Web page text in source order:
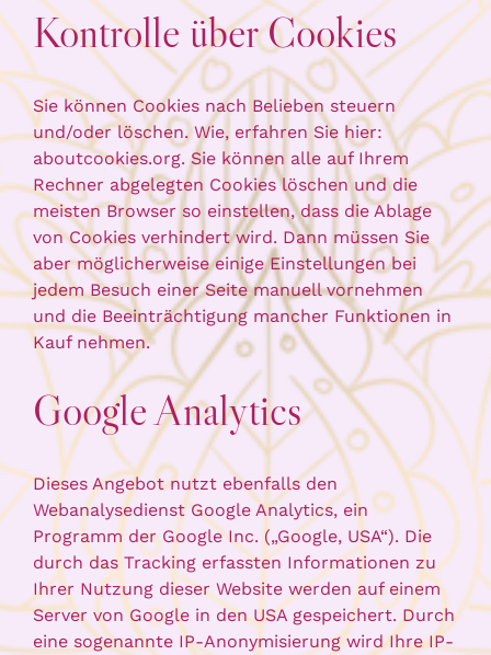
Kontrolle über Cookies
Sie können Cookies nach Belieben steuern
und/oder löschen. Wie, erfahren Sie hier:
aboutcookies.org. Sie können alle auf Ihrem
Rechner abgelegten Cookies löschen und die
meisten Browser so einstellen, dass die Ablage
von Cookies verhindert wird. Dann müssen Sie
aber möglicherweise einige Einstellungen bei
jedem Besuch einer Seite manuell vornehmen
und die Beeinträchtigung mancher Funktionen in
Kauf nehmen.
Google Analytics
Dieses Angebot nutzt ebenfalls den
Webanalysedienst Google Analytics, ein
Programm der Google Inc. („Google, USA“). Die
durch das Tracking erfassten Informationen zu
Ihrer Nutzung dieser Website werden auf einem
Server von Google in den USA gespeichert. Durch
eine sogenannte IP-Anonymisierung wird Ihre IP-